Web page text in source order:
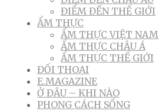
ĐIỂM ĐẾN THẾ GIỚI
ẨM THỰC
ẨM THỰC VIỆT NAM
ẨM THỰC CHÂU Á
ẨM THỰC THẾ GIỚI
ĐỐI THOẠI
E.MAGAZINE
Ở ĐÂU – KHI NÀO
PHONG CÁCH SỐNG